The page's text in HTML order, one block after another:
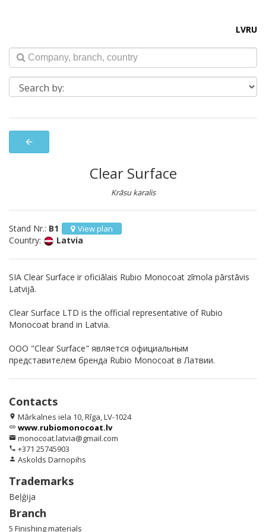
LVRU
arrow_back
Clear Surface
Krāsu karalis
Stand Nr.: B1 View plan
Country: Latvia
SIA Clear Surface ir oficiālais Rubio Monocoat zīmola pārstāvis
Latvijā.
Clear Surface LTD is the official representative of Rubio
Monocoat brand in Latvia.
ООО "Clear Surface" является официальным
представителем бренда Rubio Monocoat в Латвии.
Contacts
location_on Mārkalnes iela 10, Rīga, LV-1024
link www.rubiomonocoat.lv
email monocoat.latvia@gmail.com
phone +371 25745903
person Askolds Darnopihs
Trademarks
Beļģija
Branch
5 Finishing materials